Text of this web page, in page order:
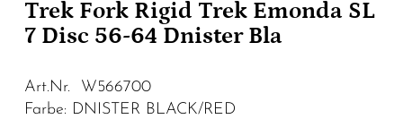
Trek Fork Rigid Trek Emonda SL
7 Disc 56-64 Dnister Bla
Art.Nr. W566700
Farbe: DNISTER BLACK/RED